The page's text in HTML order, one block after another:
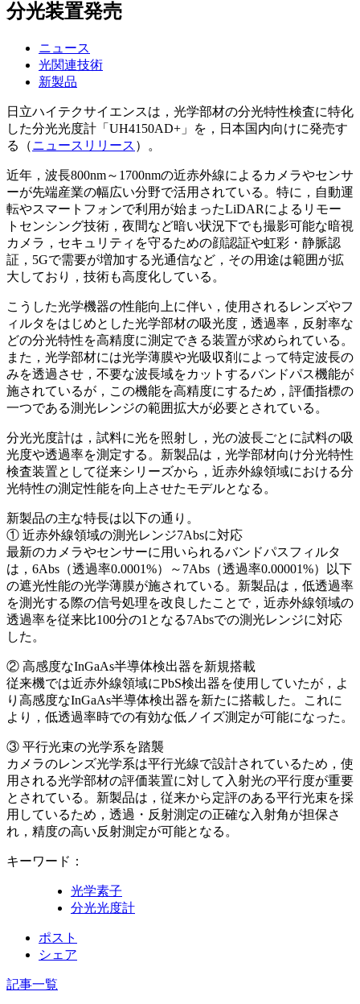
分光装置発売
ニュース
光関連技術
新製品
日立ハイテクサイエンスは，光学部材の分光特性検査に特化
した分光光度計「UH4150AD+」を，日本国内向けに発売す
る（ニュースリリース ）。
近年，波長800nm～1700nmの近赤外線によるカメラやセンサ
ーが先端産業の幅広い分野で活用されている。特に，自動運
転やスマートフォンで利用が始まったLiDARによるリモー
トセンシング技術，夜間など暗い状況下でも撮影可能な暗視
カメラ，セキュリティを守るための顔認証や虹彩・静脈認
証，5Gで需要が増加する光通信など，その用途は範囲が拡
大しており，技術も高度化している。
こうした光学機器の性能向上に伴い，使用されるレンズやフ
ィルタをはじめとした光学部材の吸光度，透過率，反射率な
どの分光特性を高精度に測定できる装置が求められている。
また，光学部材には光学薄膜や光吸収剤によって特定波長の
みを透過させ，不要な波長域をカットするバンドパス機能が
施されているが，この機能を高精度にするため，評価指標の
一つである測光レンジの範囲拡大が必要とされている。
分光光度計は，試料に光を照射し，光の波長ごとに試料の吸
光度や透過率を測定する。新製品は，光学部材向け分光特性
検査装置として従来シリーズから，近赤外線領域における分
光特性の測定性能を向上させたモデルとなる。
新製品の主な特長は以下の通り。
① 近赤外線領域の測光レンジ7Absに対応
最新のカメラやセンサーに用いられるバンドパスフィルタ
は，6Abs（透過率0.0001%）～7Abs（透過率0.00001%）以下
の遮光性能の光学薄膜が施されている。新製品は，低透過率
を測光する際の信号処理を改良したことで，近赤外線領域の
透過率を従来比100分の1となる7Absでの測光レンジに対応
した。
② 高感度なInGaAs半導体検出器を新規搭載
従来機では近赤外線領域にPbS検出器を使用していたが，よ
り高感度なInGaAs半導体検出器を新たに搭載した。これに
より，低透過率時での有効な低ノイズ測定が可能になった。
③ 平行光束の光学系を踏襲
カメラのレンズ光学系は平行光線で設計されているため，使
用される光学部材の評価装置に対して入射光の平行度が重要
とされている。新製品は，従来から定評のある平行光束を採
用しているため，透過・反射測定の正確な入射角が担保さ
れ，精度の高い反射測定が可能となる。
キーワード：
光学素子
分光光度計
ポスト
シェア
記事一覧